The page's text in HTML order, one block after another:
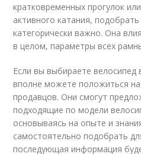
кратковременных прогулок
активного катания,
категорически важно. Она
в целом, параметры всех
Если вы выбираете
вполне можете положиться
продавцов. Они смогут
подходящие по модели
основываясь на опыте и
самостоятельно подобрать
последующая информация